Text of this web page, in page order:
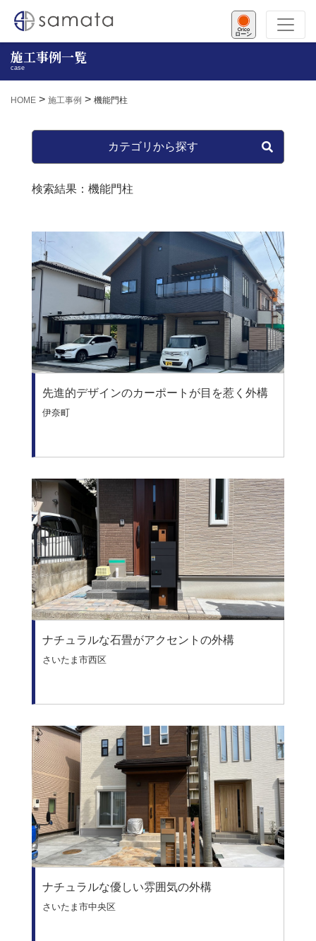
ローン
施工事例一覧
case
HOME > 施工事例 > 機能門柱
カテゴリから探す
検索結果：機能門柱
先進的デザインのカーポートが目を惹く外構
伊奈町
ナチュラルな石畳がアクセントの外構
さいたま市西区
ナチュラルな優しい雰囲気の外構
さいたま市中央区